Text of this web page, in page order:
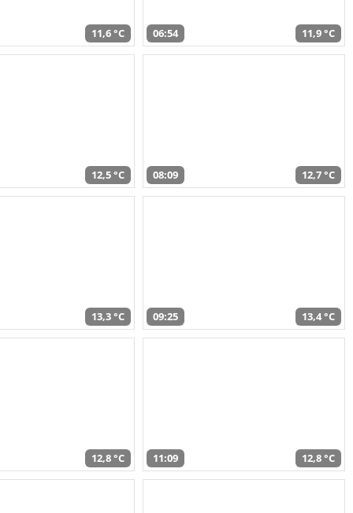
11,6 °C 06:54 11,9 °C
12,5 °C 08:09 12,7 °C
13,3 °C 09:25 13,4 °C
12,8 °C 11:09 12,8 °C